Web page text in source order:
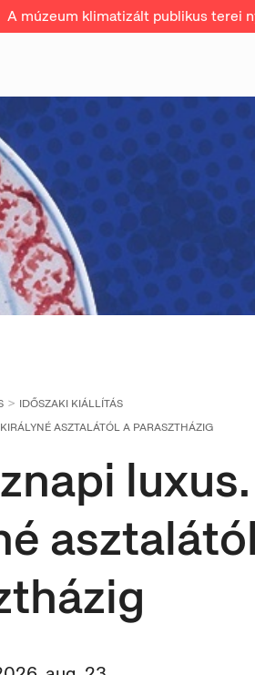
A múzeum klimatizált publikus terei
IDŐSZAKI KIÁLLÍTÁS
ASZTALÁTÓL A PARASZTHÁZIG